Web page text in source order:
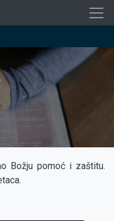
Božju pomoć i zaštitu.